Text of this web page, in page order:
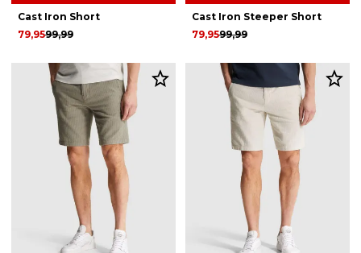
Cast Iron Short
99,99
79,95
Cast Iron Steeper Short
99,99
79,95